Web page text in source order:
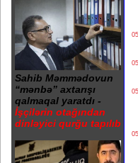
Sahib Məmmədovun
“mənbə” axtarışı
qalmaqal yaratdı -
İşçilərin otağından
dinləyici qurğu tapılıb